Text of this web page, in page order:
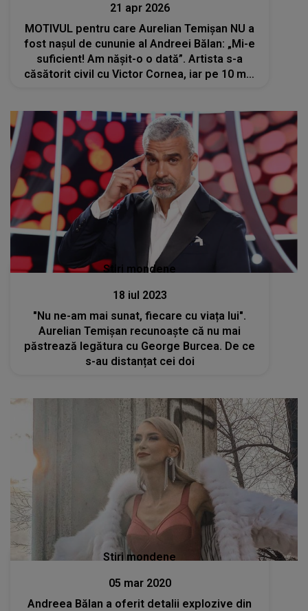
21 apr 2026
MOTIVUL pentru care Aurelian Temișan NU a
fost nașul de cununie al Andreei Bălan: „Mi-e
suficient! Am nășit-o o dată”. Artista s-a
căsătorit civil cu Victor Cornea, iar pe 10 mai
Stiri mondene
18 iul 2023
"Nu ne-am mai sunat, fiecare cu viața lui".
Aurelian Temișan recunoaște că nu mai
păstrează legătura cu George Burcea. De ce
s-au distanțat cei doi
Stiri mondene
05 mar 2020
Andreea Bălan a oferit detalii explozive din